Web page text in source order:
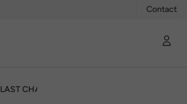
Contact
LAST CHANCE